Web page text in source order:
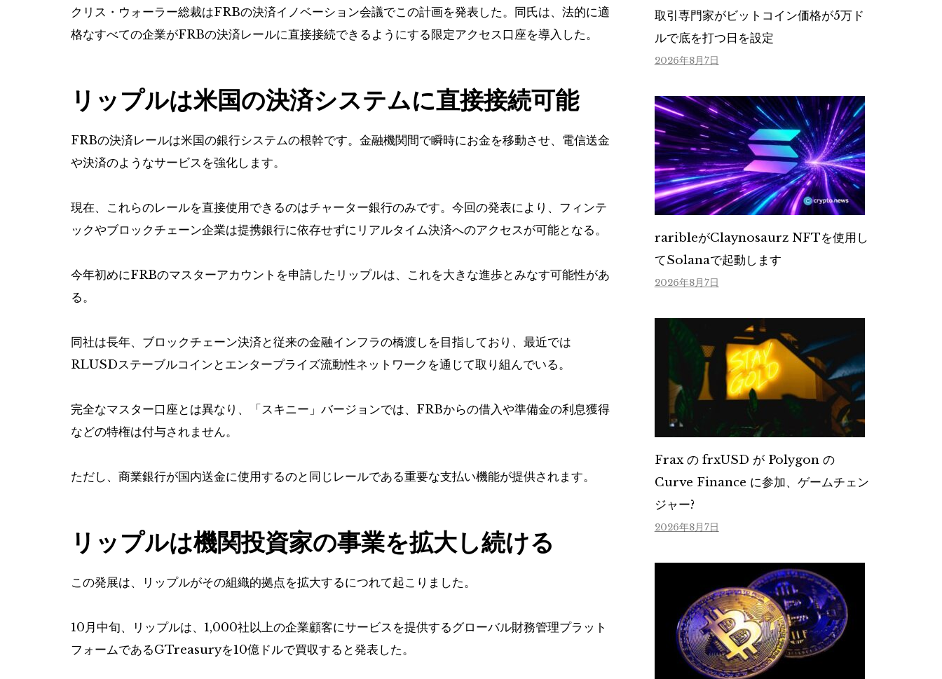
クリス・ウォーラー総裁はFRBの決済イノベーション会議でこの計画を発表した。同氏は、法的に適
格なすべての企業がFRBの決済レールに直接接続できるようにする限定アクセス口座を導入した。
リップルは米国の決済システムに直接接続可能
FRBの決済レールは米国の銀行システムの根幹です。金融機関間で瞬時にお金を移動させ、電信送金
や決済のようなサービスを強化します。
現在、これらのレールを直接使用できるのはチャーター銀行のみです。今回の発表により、フィンテ
ックやブロックチェーン企業は提携銀行に依存せずにリアルタイム決済へのアクセスが可能となる。
今年初めにFRBのマスターアカウントを申請したリップルは、これを大きな進歩とみなす可能性があ
る。
同社は長年、ブロックチェーン決済と従来の金融インフラの橋渡しを目指しており、最近では
RLUSDステーブルコインとエンタープライズ流動性ネットワークを通じて取り組んでいる。
完全なマスター口座とは異なり、「スキニー」バージョンでは、FRBからの借入や準備金の利息獲得
などの特権は付与されません。
ただし、商業銀行が国内送金に使用するのと同じレールである重要な支払い機能が提供されます。
リップルは機関投資家の事業を拡大し続ける
この発展は、リップルがその組織的拠点を拡大するにつれて起こりました。
10月中旬、リップルは、1,000社以上の企業顧客にサービスを提供するグローバル財務管理プラット
フォームであるGTreasuryを10億ドルで買収すると発表した。
取引専門家がビットコイン価格が5万ド
ルで底を打つ日を設定
2026年8月7日
raribleがClaynosaurz NFTを使用し
てSolanaで起動します
2026年8月7日
Frax の frxUSD が Polygon の
Curve Finance に参加、ゲームチェン
ジャー?
2026年8月7日